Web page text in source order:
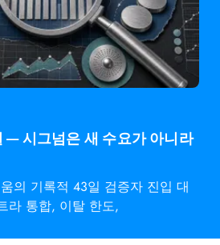
— 시그넘은 새 수요가 아니라
의 기록적 43일 검증자 진입 대
라 통합, 이탈 한도,